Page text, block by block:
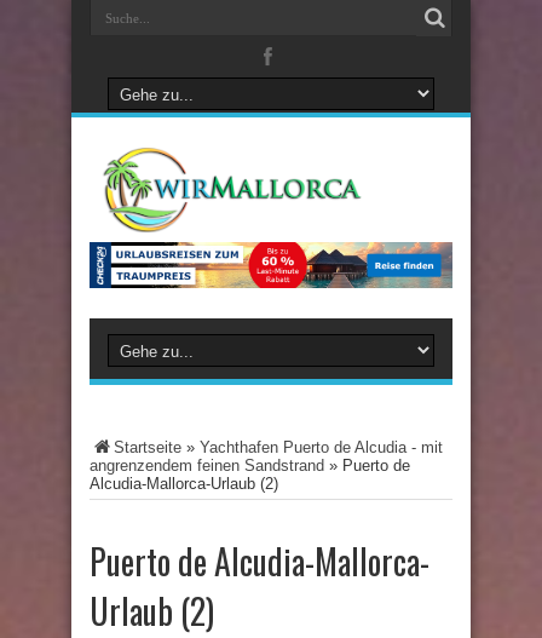
Startseite » Yachthafen Puerto de Alcudia - mit
angrenzendem feinen Sandstrand » Puerto de
Alcudia-Mallorca-Urlaub (2)
Puerto de Alcudia-Mallorca-
Urlaub (2)